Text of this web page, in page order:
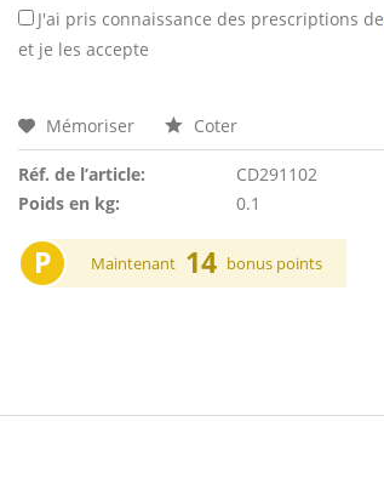
J'ai pris connaissance des prescriptions de
et je les accepte
Mémoriser Coter
Réf. de l’article:
CD291102
Poids en kg:
0.1
P Maintenant 14 bonus points